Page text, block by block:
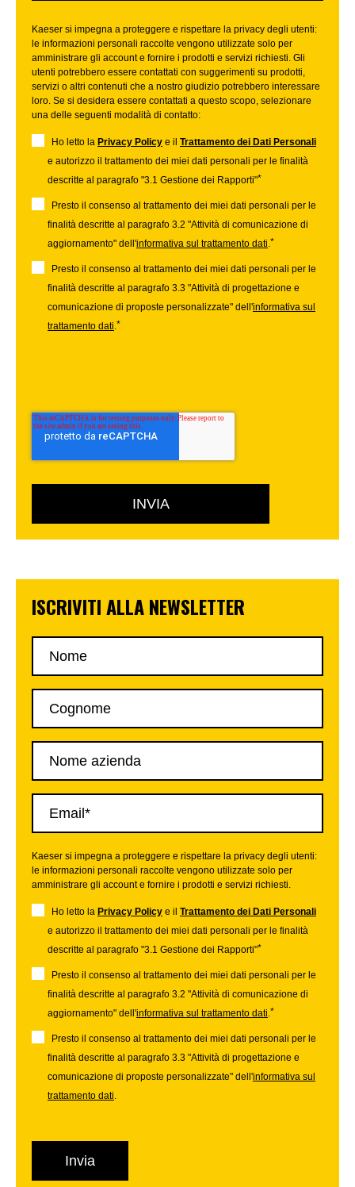
Kaeser si impegna a proteggere e rispettare la privacy degli utenti:
le informazioni personali raccolte vengono utilizzate solo per
amministrare gli account e fornire i prodotti e servizi richiesti. Gli
utenti potrebbero essere contattati con suggerimenti su prodotti,
servizi o altri contenuti che a nostro giudizio potrebbero interessare
loro. Se si desidera essere contattati a questo scopo, selezionare
una delle seguenti modalità di contatto:
Ho letto la Privacy Policy e il Trattamento dei Dati Personali
e autorizzo il trattamento dei miei dati personali per le finalità
descritte al paragrafo "3.1 Gestione dei Rapporti"*
Presto il consenso al trattamento dei miei dati personali per le
finalità descritte al paragrafo 3.2 "Attività di comunicazione di
aggiornamento" dell'informativa sul trattamento dati.*
Presto il consenso al trattamento dei miei dati personali per le
finalità descritte al paragrafo 3.3 "Attività di progettazione e
comunicazione di proposte personalizzate" dell'informativa sul
trattamento dati.*
ISCRIVITI ALLA NEWSLETTER
Kaeser si impegna a proteggere e rispettare la privacy degli utenti:
le informazioni personali raccolte vengono utilizzate solo per
amministrare gli account e fornire i prodotti e servizi richiesti.
Ho letto la Privacy Policy e il Trattamento dei Dati Personali
e autorizzo il trattamento dei miei dati personali per le finalità
descritte al paragrafo "3.1 Gestione dei Rapporti"*
Presto il consenso al trattamento dei miei dati personali per le
finalità descritte al paragrafo 3.2 "Attività di comunicazione di
aggiornamento" dell'informativa sul trattamento dati.*
Presto il consenso al trattamento dei miei dati personali per le
finalità descritte al paragrafo 3.3 "Attività di progettazione e
comunicazione di proposte personalizzate" dell'informativa sul
trattamento dati.